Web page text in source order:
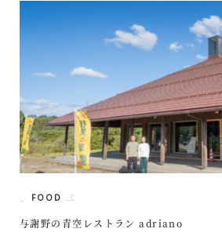
FOOD
与謝野の青空レストラン adriano